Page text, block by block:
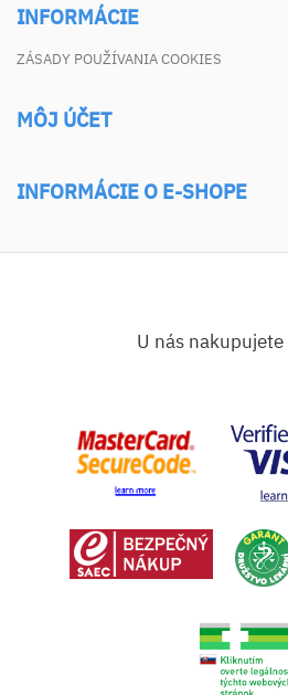
INFORMÁCIE
ZÁSADY POUŽÍVANIA COOKIES
MÔJ ÚČET
INFORMÁCIE O E-SHOPE
U nás nakupujete